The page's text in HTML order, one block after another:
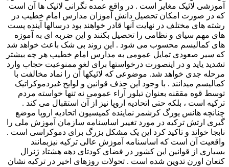
آموزشی لائیک مغایر است . در واقع عمده نگرانی لائیک ها آن است
که در صورت امکان تحصیل دانش آموزان مدارس امام خطیب در
رشته های مختلف در نهایت آنها قادر خواهند بود درسالها آینده پست
های مهم سیای و نظامی را تحصیل بکنند و این ضربه ای به آموزه
های کمالیسم محسوب می شود . این روند بی شک باعث خواهد شد
که سیر صعودی تمایل عمومی به مدارس امام خطیب هر چه بیشتر
تشدید یاید و در اینصورت درخواستها برای لغو ممنوعیت حجاب وارد
مرحله جدی خواهد شد. موضوعی که لائیکها آن را نماد مخالفت با
کمالیسم میدانند . با وجود این حذف قوانین و لوایح غیردموکراتیک
توسط قوه مققنه بعنوان تبلور آراء عمومی نه تنها خواسته مردم
ترکیه است ، بلکه حتی اتحادیه اروپا نیز از آن استقبال می کند .
چنانچه هانس یورگ کرشمر نماینده کمیسیون اتحادیه اروپا موضع
گیری ارتش ترکیه در مورد تغییر اساسنامه سازمان آموزش ملی را
نابجا خواند و تاکید کرد این یک مشکل بزرگ برای دموکراسی است .
واقعیت آن است که اساسنامه آموزش عالی ترکیه نیزبمانند
بسیاری از قوانین این کشور در فضای کودتای دهه هشتاد ژنرال
کنعان اورن تدوین شده است . تحولات روزهای اخیر در ترکیه نشان